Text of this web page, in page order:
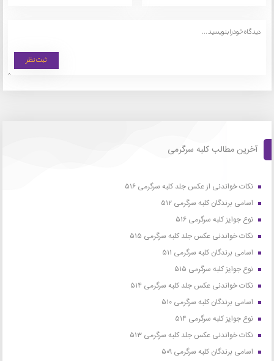
آخرین مطالب کلبه سرگرمی
نکات خواندنی از عکس جلد کلبه سرگرمی ۵۱۶
اسامی برندگان کلبه سرگرمی ۵۱۲
نوع جوایز کلبه سرگرمی ۵۱۶
نکات خواندنی عکس جلد کلبه سرگرمی ۵۱۵
اسامی برندگان کلبه سرگرمی ۵۱۱
نوع جوایز کلبه سرگرمی ۵۱۵
نکات خواندنی عکس جلد کلبه سرگرمی ۵۱۴
اسامی برندگان کلبه سرگرمی ۵۱۰
نوع جوایز کلبه سرگرمی ۵۱۴
نکات خواندنی عکس جلد کلبه سرگرمی ۵۱۳
اسامی برندگان کلبه سرگرمی ۵۰۹